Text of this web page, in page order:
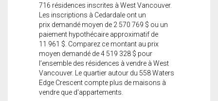
716 résidences inscrites à West Vancouver.
Les inscriptions à Cedardale ont un
prix demandé moyen de 2 570 769 $ ou un
paiement hypothécaire approximatif de
11 961 $. Comparez ce montant au prix
moyen demandé de 4 519 328 $ pour
l’ensemble des résidences à vendre à West
Vancouver. Le quartier autour du 558 Waters
Edge Crescent compte plus de maisons à
vendre que d'appartements.